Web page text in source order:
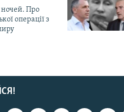
ночей. Про
операції з